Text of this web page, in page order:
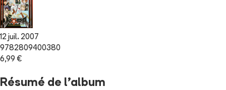
12 juil. 2007
9782809400380
6,99 €
Résumé de l'album